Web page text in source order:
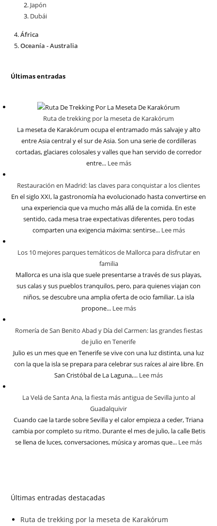
Japón
Dubái
África
Oceanía - Australia
Últimas entradas
Ruta de trekking por la meseta de Karakórum
La meseta de Karakórum ocupa el entramado más salvaje y alto
entre Asia central y el sur de Asia. Son una serie de cordilleras
cortadas, glaciares colosales y valles que han servido de corredor
entre... Lee más
Restauración en Madrid: las claves para conquistar a los clientes
En el siglo XXI, la gastronomía ha evolucionado hasta convertirse en
una experiencia que va mucho más allá de la comida. En este
sentido, cada mesa trae expectativas diferentes, pero todas
comparten una exigencia máxima: sentirse... Lee más
Los 10 mejores parques temáticos de Mallorca para disfrutar en
familia
Mallorca es una isla que suele presentarse a través de sus playas,
sus calas y sus pueblos tranquilos, pero, para quienes viajan con
niños, se descubre una amplia oferta de ocio familiar. La isla
propone... Lee más
Romería de San Benito Abad y Día del Carmen: las grandes fiestas
de julio en Tenerife
Julio es un mes que en Tenerife se vive con una luz distinta, una luz
con la que la isla se prepara para celebrar sus raíces al aire libre. En
San Cristóbal de La Laguna,... Lee más
La Velá de Santa Ana, la fiesta más antigua de Sevilla junto al
Guadalquivir
Cuando cae la tarde sobre Sevilla y el calor empieza a ceder, Triana
cambia por completo su ritmo. Durante el mes de julio, la calle Betis
se llena de luces, conversaciones, música y aromas que... Lee más
Últimas entradas destacadas
Ruta de trekking por la meseta de Karakórum